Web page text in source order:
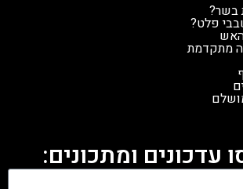
בשר?
פלט?
מתקדמת
ומתכונים: